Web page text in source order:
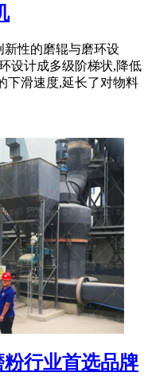
新性的磨辊与磨环设
设计成多级阶梯状,降低
下滑速度,延长了对物料
行业首选品牌